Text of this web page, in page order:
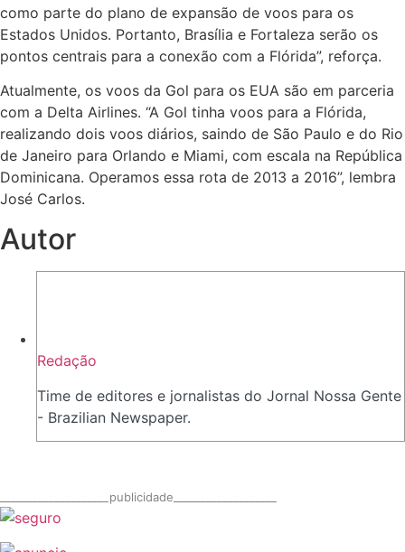
como parte do plano de expansão de voos para os
Estados Unidos. Portanto, Brasília e Fortaleza serão os
pontos centrais para a conexão com a Flórida”, reforça.
Atualmente, os voos da Gol para os EUA são em parceria
com a Delta Airlines. “A Gol tinha voos para a Flórida,
realizando dois voos diários, saindo de São Paulo e do Rio
de Janeiro para Orlando e Miami, com escala na República
Dominicana. Operamos essa rota de 2013 a 2016”, lembra
José Carlos.
Autor
Redação
Time de editores e jornalistas do Jornal Nossa Gente
- Brazilian Newspaper.
____________________publicidade___________________